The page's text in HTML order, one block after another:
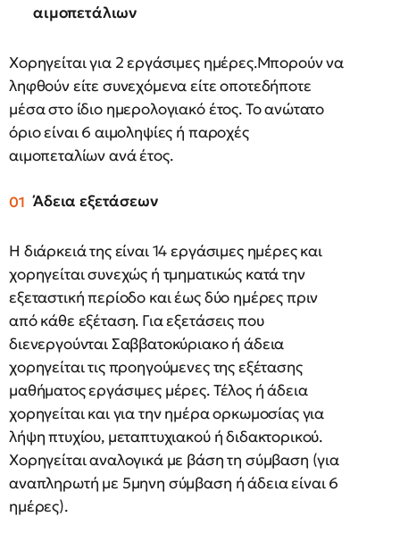
αιμοπετάλιων
Χορηγείται για 2 εργάσιμες ημέρες.Μπορούν να
ληφθούν είτε συνεχόμενα είτε οποτεδήποτε
μέσα στο ίδιο ημερολογιακό έτος. Το ανώτατο
όριο είναι 6 αιμοληψίες ή παροχές
αιμοπεταλίων ανά έτος.
Άδεια εξετάσεων
Η διάρκειά της είναι 14 εργάσιμες ημέρες και
χορηγείται συνεχώς ή τμηματικώς κατά την
εξεταστική περίοδο και έως δύο ημέρες πριν
από κάθε εξέταση. Για εξετάσεις που
διενεργούνται Σαββατοκύριακο ή άδεια
χορηγείται τις προηγούμενες της εξέτασης
μαθήματος εργάσιμες μέρες. Τέλος ή άδεια
χορηγείται και για την ημέρα ορκωμοσίας για
λήψη πτυχίου, μεταπτυχιακού ή διδακτορικού.
Χορηγείται αναλογικά με βάση τη σύμβαση (για
αναπληρωτή με 5μηνη σύμβαση ή άδεια είναι 6
ημέρες).